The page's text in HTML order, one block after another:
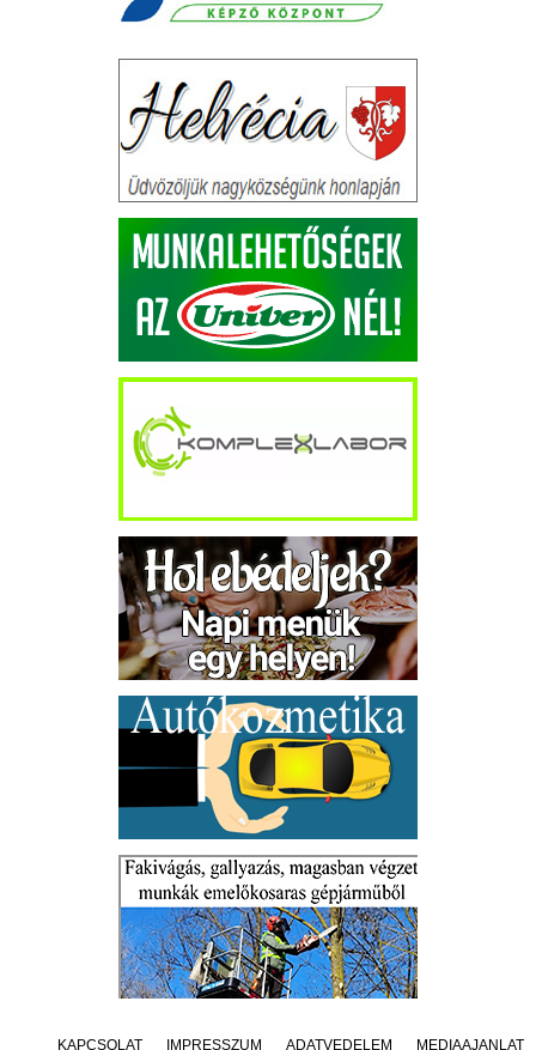
KAPCSOLAT IMPRESSZUM ADATVÉDELEM MÉDIAAJÁNLAT